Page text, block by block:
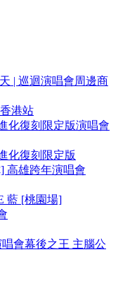
| 巡迴演唱會周邊商
港站
化復刻限定版演唱會
化復刻限定版
高雄跨年演唱會
藍 [桃園場]
會幕後之王 主腦公